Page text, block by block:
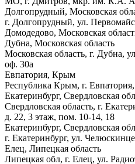
Долгопрудный, Московская
г. Долгопрудный, ул.
Домодедово, Московская
Дубна, Московская область
Московская область, г. Дубна,
оф. 30а
Евпатория, Крым
Республика Крым, г.
Екатеринбург, Свердловская
Свердловская область, г.
д. 22, 3 этаж, пом. 10-14, 18
Екатеринбург, Свердловская
г. Екатеринбург, ул.
Елец, Липецкая область
Липецкая обл, г. Елец, ул.